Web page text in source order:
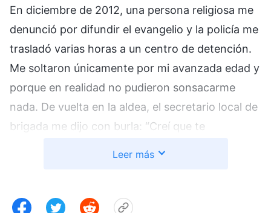
En diciembre de 2012, una persona religiosa me
denunció por difundir el evangelio y la policía me
trasladó varias horas a un centro de detención.
Me soltaron únicamente por mi avanzada edad y
porque en realidad no pudieron sonsacarme
nada. De vuelta en la aldea, el secretario local de
brigada me dijo con burla: “Creí que te
veían, y después se reían y me juzgaban a mis
Leer más